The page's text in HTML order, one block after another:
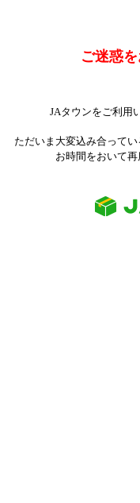
ご迷惑
JAタウンをご利用
ただいま大変込み合って
お時間をおいて